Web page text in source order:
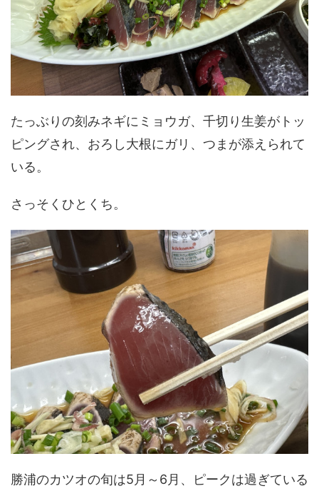
たっぶりの刻みネギにミョウガ、千切り生姜がトッ
ピングされ、おろし大根にガリ、つまが添えられて
いる。
さっそくひとくち。
勝浦のカツオの旬は5月～6月、ピークは過ぎている